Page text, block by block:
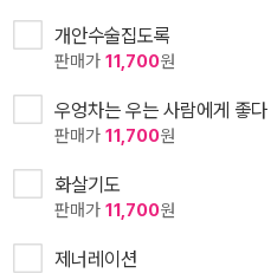
개안수술집도록
판매가 11,700원
우엉차는 우는 사람에게 좋다
판매가 11,700원
화살기도
판매가 11,700원
제너레이션